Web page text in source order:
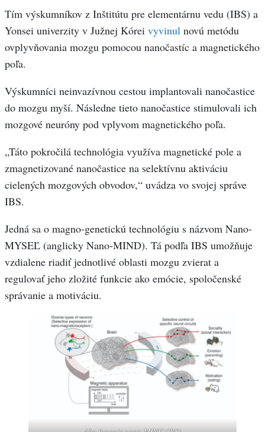
Dluhý
Tím výskumníkov z Inštitútu pre elementárnu vedu (IBS) a
Yonsei univerzity v Južnej Kórei vyvinul novú metódu
ovplyvňovania mozgu pomocou nanočastíc a magnetického
poľa.
Výskumníci neinvazívnou cestou implantovali nanočastice
do mozgu myší. Následne tieto nanočastice stimulovali ich
mozgové neuróny pod vplyvom magnetického poľa.
„Táto pokročilá technológia využíva magnetické pole a
zmagnetizované nanočastice na selektívnu aktiváciu
cielených mozgových obvodov,“ uvádza vo svojej správe
IBS.
Jedná sa o magno-genetickú technológiu s názvom Nano-
MYSEĽ (anglicky Nano-MIND). Tá podľa IBS umožňuje
vzdialene riadiť jednotlivé oblasti mozgu zvierat a
regulovať jeho zložité funkcie ako emócie, spoločenské
správanie a motiváciu.